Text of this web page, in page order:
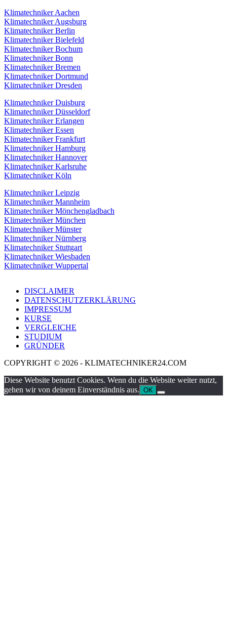
Klimatechniker Aachen
Klimatechniker Augsburg
Klimatechniker Berlin
Klimatechniker Bielefeld
Klimatechniker Bochum
Klimatechniker Bonn
Klimatechniker Bremen
Klimatechniker Dortmund
Klimatechniker Dresden
Klimatechniker Duisburg
Klimatechniker Düsseldorf
Klimatechniker Erlangen
Klimatechniker Essen
Klimatechniker Frankfurt
Klimatechniker Hamburg
Klimatechniker Hannover
Klimatechniker Karlsruhe
Klimatechniker Köln
Klimatechniker Leipzig
Klimatechniker Mannheim
Klimatechniker Mönchengladbach
Klimatechniker München
Klimatechniker Münster
Klimatechniker Nürnberg
Klimatechniker Stuttgart
Klimatechniker Wiesbaden
Klimatechniker Wuppertal
DISCLAIMER
DATENSCHUTZERKLÄRUNG
IMPRESSUM
KURSE
VERGLEICHE
STUDIUM
GRÜNDER
COPYRIGHT © 2026 - KLIMATECHNIKER24.COM
Diese Website benutzt Cookies. Wenn du die Website weiter nutzt,
gehen wir von deinem Einverständnis aus. OK